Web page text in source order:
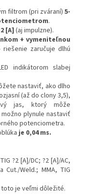
filtrom (pri zváraní)5-
.
[A](aj impulzne).
+ vymeniteľnou
zaručuje dlhú
indikátorom slabej
nastaviť, ako dlho
(až do clony 3,5),
jas, ktorý môže
plynule nastaviť
potenciometra.
je 0,04 ms.
?2 [A]/DC; ?2 [A]/AC,
Cut./Weld.; MMA, TIG
toto je veľmi dôležité.